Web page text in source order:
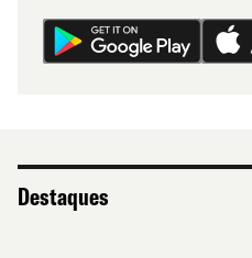
Destaques